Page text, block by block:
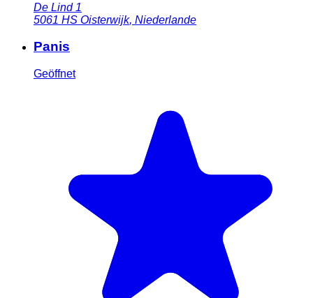
De Lind 1
5061 HS Oisterwijk, Niederlande
Panis
Geöffnet